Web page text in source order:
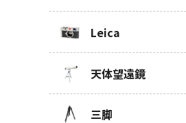
Leica
天体望遠鏡
三脚